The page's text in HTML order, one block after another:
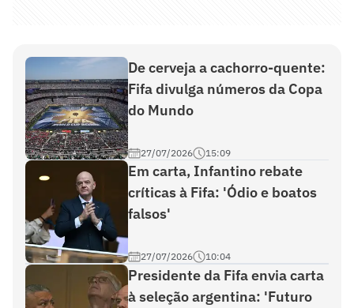
De cerveja a cachorro-quente:
Fifa divulga números da Copa
do Mundo
27/07/2026 15:09
Em carta, Infantino rebate
críticas à Fifa: 'Ódio e boatos
falsos'
27/07/2026 10:04
Presidente da Fifa envia carta
à seleção argentina: 'Futuro